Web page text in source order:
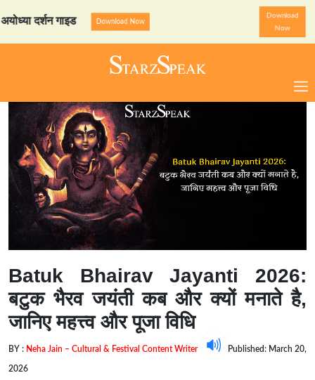
गाइड Download Now StarzSpeak
Download
Now
Batuk Bhairav Jayanti 2026:
बटुक भैरव जयंती कब और क्यों मनाते है,
जानिए महत्त्व और पूजा विधि
BY : Neha Jain – Cultural & Festival Content Writer Published: March 20,
2026